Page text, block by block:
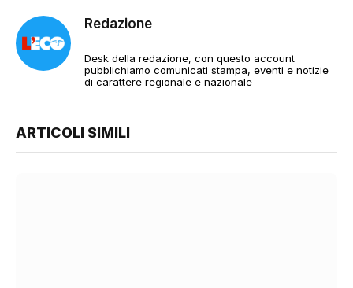
Redazione
Desk della redazione, con questo account
pubblichiamo comunicati stampa, eventi e notizie
di carattere regionale e nazionale
ARTICOLI SIMILI